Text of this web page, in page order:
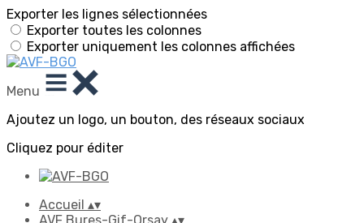
Exporter les lignes sélectionnées
Exporter toutes les colonnes
Exporter uniquement les colonnes affichées
Menu
Ajoutez un logo, un bouton, des réseaux sociaux
Cliquez pour éditer
Accueil ▴▾